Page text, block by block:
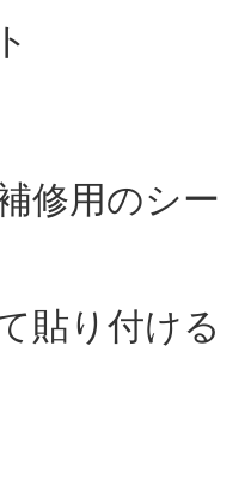
修用のシー
貼り付ける